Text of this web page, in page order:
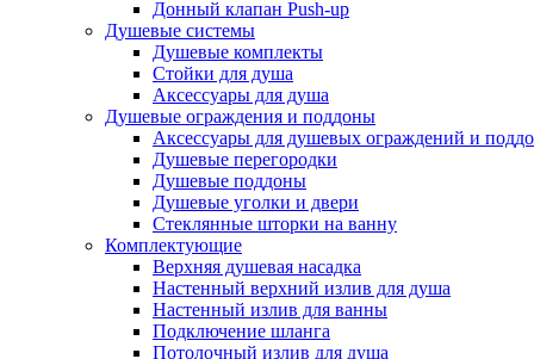
Донный клапан Push-up
Душевые системы
Душевые комплекты
Стойки для душа
Аксессуары для душа
Душевые ограждения и поддоны
Аксессуары для душевых ограждений и
Душевые перегородки
Душевые поддоны
Душевые уголки и двери
Стеклянные шторки на ванну
Комплектующие
Верхняя душевая насадка
Настенный верхний излив для душа
Настенный излив для ванны
Подключение шланга
Потолочный излив для душа